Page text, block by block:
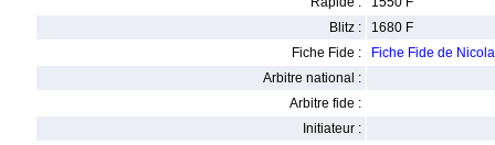
Blitz :
1680 F
Fiche Fide :
Fiche Fide de
Arbitre national :
Arbitre fide :
Initiateur :